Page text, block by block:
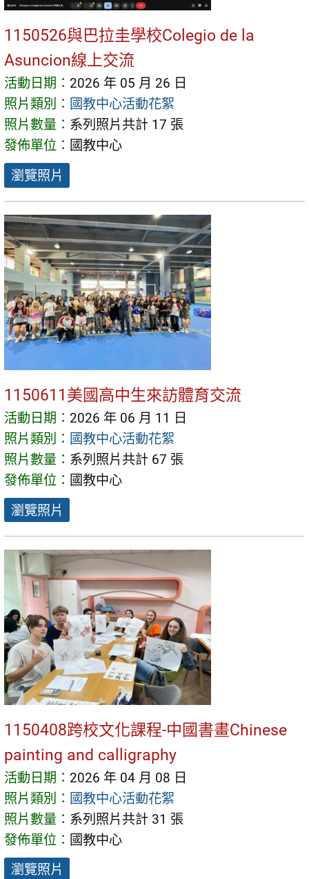
1150526與巴拉圭學校Colegio de la
Asuncion線上交流
活動日期： 2026 年 05 月 26 日
照片類別： 國教中心活動花絮
照片數量： 系列照片共計 17 張
發佈單位： 國教中心
瀏覽照片
1150611美國高中生來訪體育交流
活動日期： 2026 年 06 月 11 日
照片類別： 國教中心活動花絮
照片數量： 系列照片共計 67 張
發佈單位： 國教中心
瀏覽照片
1150408跨校文化課程-中國書畫Chinese
painting and calligraphy
活動日期： 2026 年 04 月 08 日
照片類別： 國教中心活動花絮
照片數量： 系列照片共計 31 張
發佈單位： 國教中心
瀏覽照片